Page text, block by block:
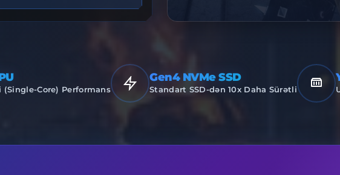
(Single-Core) Performans
Gen4 NVMe SSD
Standart SSD-dən 10x Daha Sürətli